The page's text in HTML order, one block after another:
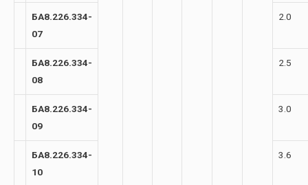
БА8.226.334-
07
2.0
БА8.226.334-
08
2.5
БА8.226.334-
09
3.0
БА8.226.334-
10
3.6